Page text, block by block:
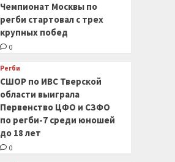
Чемпионат Москвы по
регби стартовал с трех
крупных побед
0
Регби
СШОР по ИВС Тверской
области выиграла
Первенство ЦФО и СЗФО
по регби-7 среди юношей
до 18 лет
0